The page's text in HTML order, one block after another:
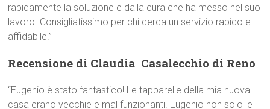
rapidamente la soluzione e dalla cura che ha messo nel suo
lavoro. Consigliatissimo per chi cerca un servizio rapido e
affidabile!”
Recensione di Claudia  Casalecchio di Reno
“Eugenio è stato fantastico! Le tapparelle della mia nuova
casa erano vecchie e mal funzionanti. Eugenio non solo le